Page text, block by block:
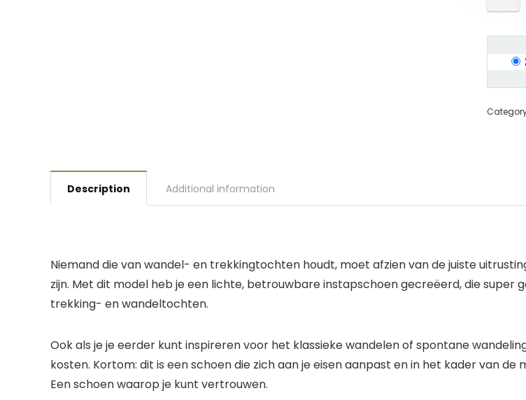
Description Additional information
Niemand die van wandel- en trekkingtochten houdt, moet afzien van de juiste
zijn. Met dit model heb je een lichte, betrouwbare instapschoen gecreëerd, die super
trekking- en wandeltochten.
Ook als je je eerder kunt inspireren voor het klassieke wandelen of spontane
kosten. Kortom: dit is een schoen die zich aan je eisen aanpast en in het kader van
Een schoen waarop je kunt vertrouwen.